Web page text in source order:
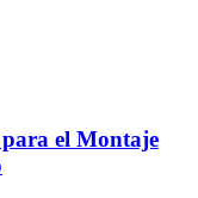
para el Montaje